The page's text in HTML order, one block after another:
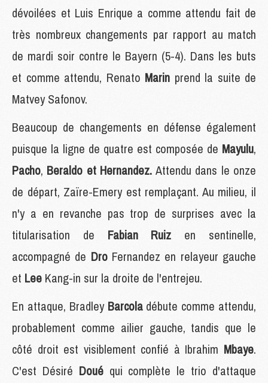
dévoilées et Luis Enrique a comme attendu fait de
très nombreux changements par rapport au match
de mardi soir contre le Bayern (5-4). Dans les buts
et comme attendu, Renato Marin prend la suite de
Matvey Safonov.
Beaucoup de changements en défense également
puisque la ligne de quatre est composée de Mayulu,
Pacho, Beraldo et Hernandez.Attendu dans le onze
de départ, Zaïre-Emery est remplaçant. Au milieu, il
n'y a en revanche pas trop de surprises avec la
titularisation de Fabian Ruiz en sentinelle,
accompagné de Dro Fernandez en relayeur gauche
et Lee Kang-in sur la droite de l'entrejeu.
En attaque, Bradley Barcola débute comme attendu,
probablement comme ailier gauche, tandis que le
côté droit est visiblement confié à Ibrahim Mbaye.
C'est Désiré Doué qui complète le trio d'attaque